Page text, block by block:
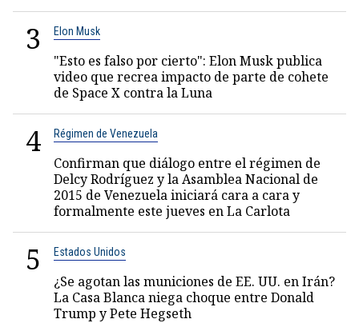
3 Elon Musk
"Esto es falso por cierto": Elon Musk publica
video que recrea impacto de parte de cohete
de Space X contra la Luna
4 Régimen de Venezuela
Confirman que diálogo entre el régimen de
Delcy Rodríguez y la Asamblea Nacional de
2015 de Venezuela iniciará cara a cara y
formalmente este jueves en La Carlota
5 Estados Unidos
¿Se agotan las municiones de EE. UU. en Irán?
La Casa Blanca niega choque entre Donald
Trump y Pete Hegseth